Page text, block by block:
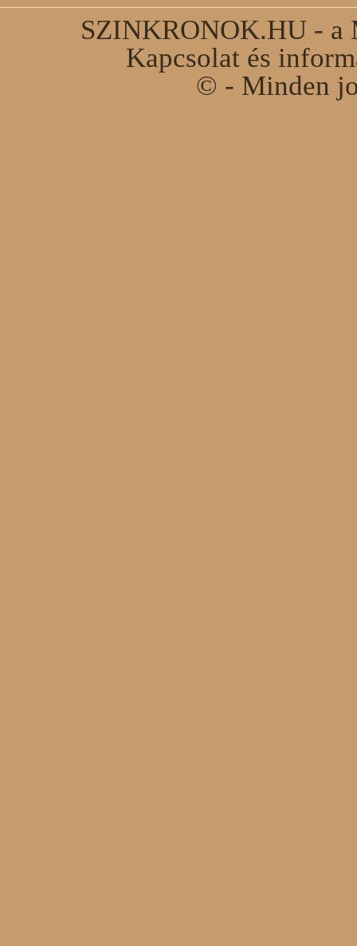
SZINKRONOK.HU - a
Kapcsolat és
© - Minden